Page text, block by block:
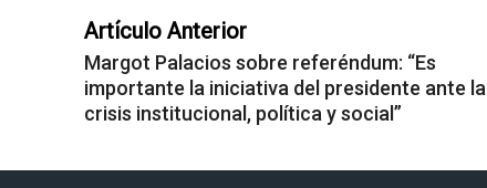
Artículo Anterior
Margot Palacios sobre referéndum: “Es
importante la iniciativa del presidente ante la
crisis institucional, política y social”